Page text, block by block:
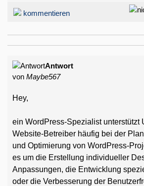
kommentieren
Antwort
von Maybe567
Hey,
ein WordPress-Spezialist unterstützt
Website-Betreiber häufig bei der
und Optimierung von WordPress-
es um die Erstellung individueller
Anpassungen, die Entwicklung
oder die Verbesserung der